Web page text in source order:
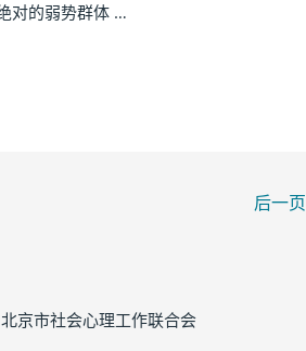
对的弱势群体 …
后一页
京市社会心理工作联合会